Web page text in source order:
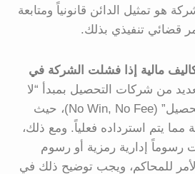
هو تمثيل الدائن قانونياً ومتابعة
قضائي تنفيذي بذلك.
مالية إذا فشلت الشركة في
من شركات التحصيل بمبدأ “لا
رسوم في حال عدم التحصيل” (No Win, No Fee)، حيث
مما يتم استرداده فعلياً. ومع ذلك،
إدارية رمزية أو رسوم
للمحاكم، ويجب توضيح ذلك في